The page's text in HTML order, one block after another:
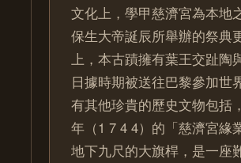
文化上，學甲慈濟宮為本地
保生大帝誕辰所舉辦的祭
上，本古蹟擁有葉王交趾陶
日據時期被送往巴黎參加世
有其他珍貴的歷史文物包括
年（1 7 4 4）的「慈濟宮緣
地下九尺的大旗桿，是一座